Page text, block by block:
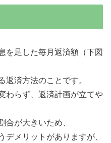
を足した毎月返済額（下図
返済方法のことです。
わらず、返済計画が立てや
合が大きいため、
デメリットがありますが、